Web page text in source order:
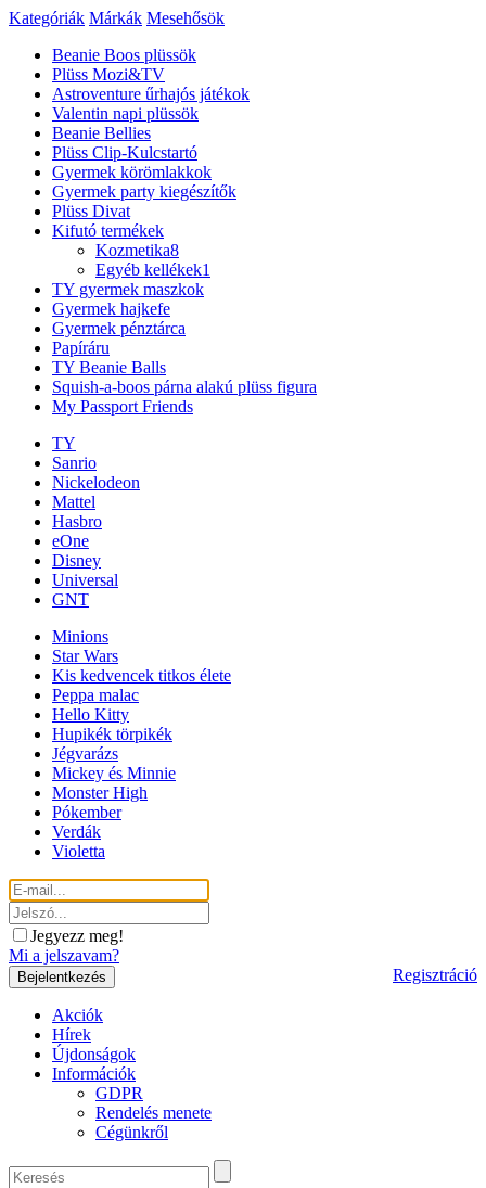
Kategóriák Márkák Mesehősök
Beanie Boos plüssök
Plüss Mozi&TV
Astroventure űrhajós játékok
Valentin napi plüssök
Beanie Bellies
Plüss Clip-Kulcstartó
Gyermek körömlakkok
Gyermek party kiegészítők
Plüss Divat
Kifutó termékek
Kozmetika8
Egyéb kellékek1
TY gyermek maszkok
Gyermek hajkefe
Gyermek pénztárca
Papíráru
TY Beanie Balls
Squish-a-boos párna alakú plüss figura
My Passport Friends
TY
Sanrio
Nickelodeon
Mattel
Hasbro
eOne
Disney
Universal
GNT
Minions
Star Wars
Kis kedvencek titkos élete
Peppa malac
Hello Kitty
Hupikék törpikék
Jégvarázs
Mickey és Minnie
Monster High
Pókember
Verdák
Violetta
Jegyezz meg!
Mi a jelszavam?
Regisztráció
Akciók
Hírek
Újdonságok
Információk
GDPR
Rendelés menete
Cégünkről